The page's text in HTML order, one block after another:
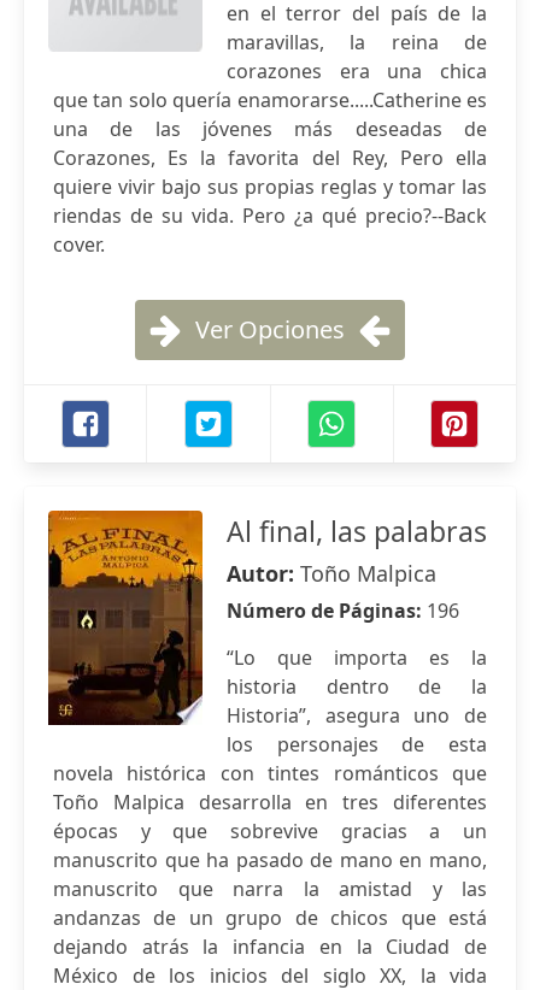
en el terror del país de la
maravillas, la reina de
corazones era una chica
que tan solo quería enamorarse.....Catherine es
una de las jóvenes más deseadas de
Corazones, Es la favorita del Rey, Pero ella
quiere vivir bajo sus propias reglas y tomar las
riendas de su vida. Pero ¿a qué precio?--Back
cover.
Ver Opciones
Al final, las palabras
Autor: Toño Malpica
Número de Páginas: 196
“Lo que importa es la
historia dentro de la
Historia”, asegura uno de
los personajes de esta
novela histórica con tintes románticos que
Toño Malpica desarrolla en tres diferentes
épocas y que sobrevive gracias a un
manuscrito que ha pasado de mano en mano,
manuscrito que narra la amistad y las
andanzas de un grupo de chicos que está
dejando atrás la infancia en la Ciudad de
México de los inicios del siglo XX, la vida